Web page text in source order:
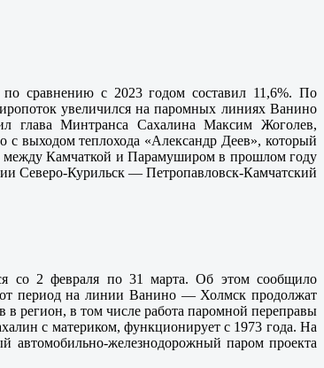
сравнению с 2023 годом составил 11,6%. По
увеличился на паромных линиях Ванино
глава Минтранса Сахалина Максим Жоголев,
выходом теплохода «Александр Деев», который
между Камчаткой и Парамуширом в прошлом году
Северо-Курильск — Петропавловск-Камчатский
со 2 февраля по 31 марта. Об этом сообщило
период на линии Ванино — Холмск продолжат
в регион, в том числе работа паромной переправы
с материком, функционирует с 1973 года. На
автомобильно-железнодорожный паром проекта